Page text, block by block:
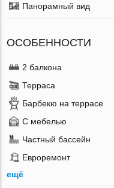
Панорамный вид
ОСОБЕННОСТИ
2 балкона
Терраса
Барбекю на террасе
С мебелью
Частный бассейн
Евроремонт
ещё